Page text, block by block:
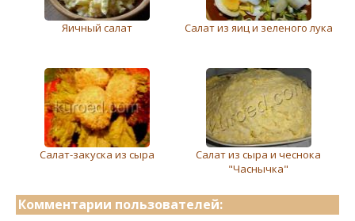
Яичный салат Салат из яиц и зeлeного лука
Салат-закуска из сыра
Салат из сыра и чеснока
"Часнычка"
Комментарии пользователей: